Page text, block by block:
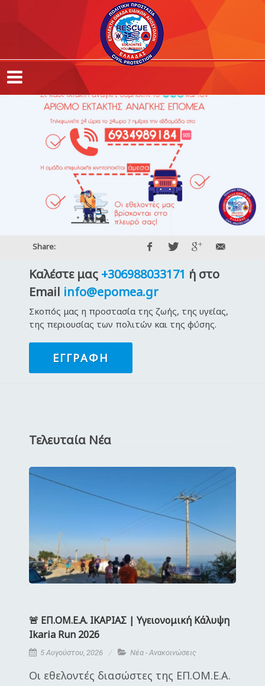
,
Share:
Καλέστε μας +306988033171 ή στο
Email info@epomea.gr
Σκοπός μας η προστασία της ζωής, της υγείας,
της περιουσίας των πολιτών και της φύσης.
ΕΓΓΡΑΦΉ
Τελευταία Νέα
🚨 ΕΠ.ΟΜ.Ε.Α. ΙΚΑΡΙΑΣ | Υγειονομική Κάλυψη
Ikaria Run 2026
5 Αυγούστου, 2026 Νέα - Ανακοινώσεις
Οι εθελοντές διασώστες της ΕΠ.ΟΜ.Ε.Α.